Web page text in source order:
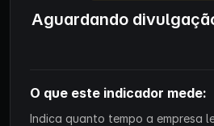
Aguardando
O que este indicador mede:
Indica quanto tempo a empresa